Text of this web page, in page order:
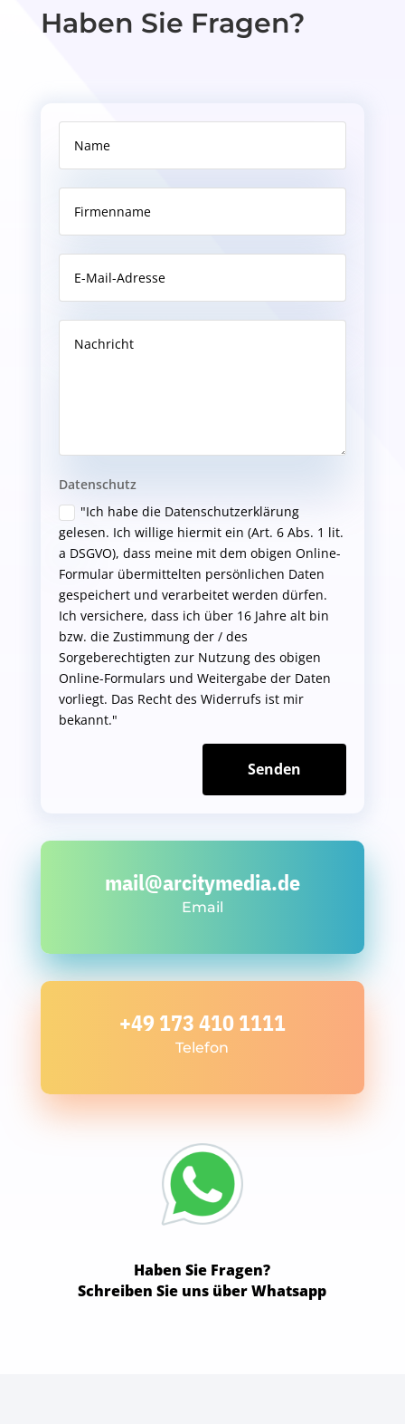
Haben Sie Fragen?
Datenschutz
"Ich habe die Datenschutzerklärung
gelesen. Ich willige hiermit ein (Art. 6 Abs. 1 lit.
a DSGVO), dass meine mit dem obigen Online-
Formular übermittelten persönlichen Daten
gespeichert und verarbeitet werden dürfen.
Ich versichere, dass ich über 16 Jahre alt bin
bzw. die Zustimmung der / des
Sorgeberechtigten zur Nutzung des obigen
Online-Formulars und Weitergabe der Daten
vorliegt. Das Recht des Widerrufs ist mir
bekannt."
Senden
mail@arcitymedia.de
Email
+49 173 410 1111
Telefon
Haben Sie Fragen?
Schreiben Sie uns über Whatsapp